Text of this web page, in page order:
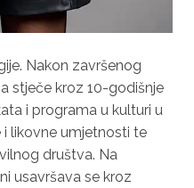
Nakon završenog
stječe kroz 10-godišnje
i programa u kulturi u
i likovne umjetnosti te
društva. Na
usavršava se kroz